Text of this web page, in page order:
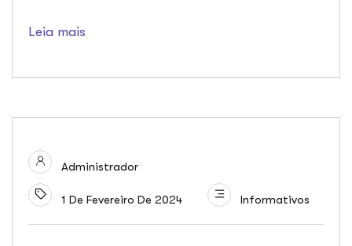
Leia mais
Administrador
1 De Fevereiro De 2024 Informativos